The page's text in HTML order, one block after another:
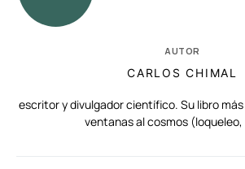
AUTOR
CARLOS CHIMAL
escritor y divulgador científico. Su libro
ventanas al cosmos